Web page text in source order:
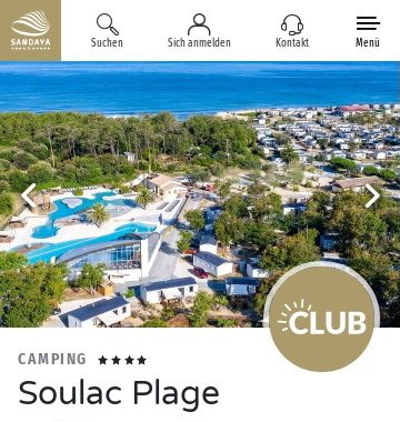
Suchen Sich anmelden Kontakt Menü
CAMPING
Soulac Plage